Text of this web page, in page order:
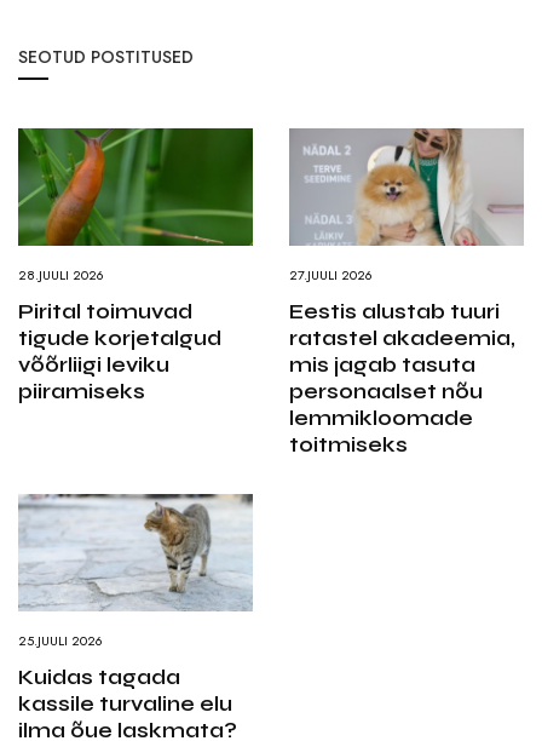
SEOTUD POSTITUSED
28.JUULI 2026
Pirital toimuvad
tigude korjetalgud
võõrliigi leviku
piiramiseks
27.JUULI 2026
Eestis alustab tuuri
ratastel akadeemia,
mis jagab tasuta
personaalset nõu
lemmikloomade
toitmiseks
25.JUULI 2026
Kuidas tagada
kassile turvaline elu
ilma õue laskmata?